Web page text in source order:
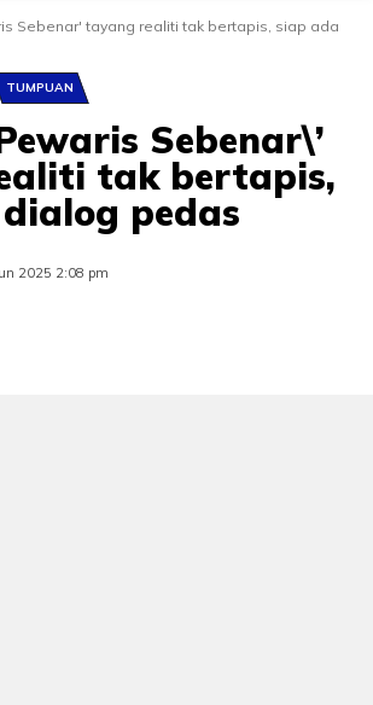
Sebenar' tayang realiti tak bertapis, siap ada
TUMPUAN
Sebenar\’
tak bertapis,
pedas
2025 2:08 pm